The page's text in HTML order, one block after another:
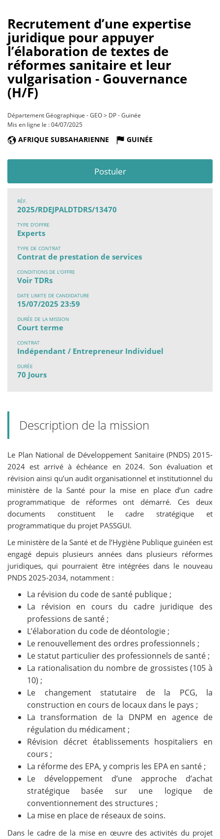
Recrutement d’une expertise
juridique pour appuyer
l’élaboration de textes de
réformes sanitaire et leur
vulgarisation - Gouvernance
(H/F)
Département Géographique - GEO > DP - Guinée
Mis en ligne le : 04/07/2025
AFRIQUE SUBSAHARIENNE GUINÉE
Postuler
RÉF.
2025/RDEJPALDTDRS/13470
TYPE D'OFFRE
Experts
TYPE DE CONTRAT
Contrat de prestation de services
CONDITIONS DE L'OFFRE
Voir TDRs
DATE LIMITE DE CANDIDATURE
15/07/2025 23:59
DURÉE DE LA MISSION
Court terme
CONTRAT
Indépendant / Entrepreneur Individuel
DURÉE
70 Jours
Description de la mission
Le Plan National de Développement Sanitaire (PNDS) 2015-
2024 est arrivé à échéance en 2024. Son évaluation et
révision ainsi qu’un audit organisationnel et institutionnel du
ministère de la Santé pour la mise en place d’un cadre
programmatique de réformes ont démarré. Ces deux
documents constituent le cadre stratégique et
programmatique du projet PASSGUI.
Le ministère de la Santé et de l’Hygiène Publique guinéen est
engagé depuis plusieurs années dans plusieurs réformes
juridiques, qui pourraient être intégrées dans le nouveau
PNDS 2025-2034, notamment :
La révision du code de santé publique ;
La révision en cours du cadre juridique des
professions de santé ;
L’élaboration du code de déontologie ;
Le renouvellement des ordres professionnels ;
Le statut particulier des professionnels de santé ;
La rationalisation du nombre de grossistes (105 à
10) ;
Le changement statutaire de la PCG, la
construction en cours de locaux dans le pays ;
La transformation de la DNPM en agence de
régulation du médicament ;
Révision décret établissements hospitaliers en
cours ;
La réforme des EPA, y compris les EPA en santé ;
Le développement d’une approche d’achat
stratégique basée sur une logique de
conventionnement des structures ;
La mise en place de réseaux de soins.
Dans le cadre de la mise en œuvre des activités du projet